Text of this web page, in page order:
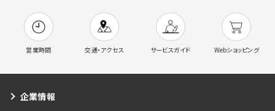
営業時間 交通・アクセス サービスガイド Webショッピング
企業情報